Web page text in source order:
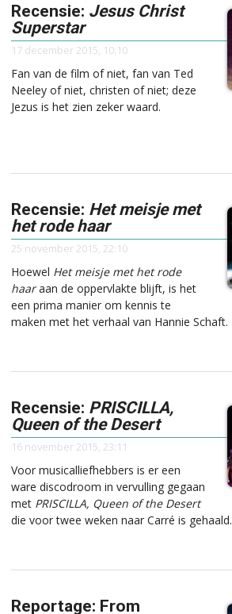
Recensie: Jesus Christ
Superstar
17 december 2015, 10:10
Fan van de film of niet, fan van Ted
Neeley of niet, christen of niet; deze
Jezus is het zien zeker waard.
Recensie: Het meisje met
het rode haar
25 november 2015, 22:10
Hoewel Het meisje met het rode
haaraan de oppervlakte blijft, is het
een prima manier om kennis te
maken met het verhaal van Hannie Schaft.
Recensie: PRISCILLA,
Queen of the Desert
16 november 2015, 23:11
Voor musicalliefhebbers is er een
ware discodroom in vervulling gegaan
met PRISCILLA, Queen of the Desert
die voor twee weken naar Carré is gehaald.
Reportage: From